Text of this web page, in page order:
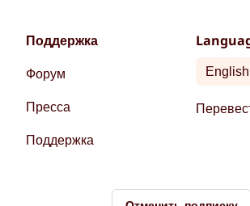
Поддержка
Форум
Пресса
Поддержка